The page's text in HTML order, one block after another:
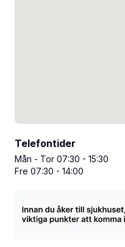
Telefontider
Mån - Tor 07:30 - 15:30
Fre 07:30 - 14:00